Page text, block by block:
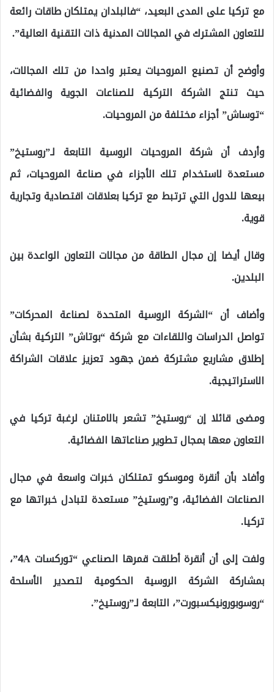
مع تركيا على المدى البعيد، “فالبلدان يمتلكان طاقات رائعة
للتعاون المشترك في المجالات المدنية ذات التقنية العالية”.
وأوضح أن تصنيع المروحيات يعتبر واحدا من تلك المجالات،
حيث تنتج الشركة التركية للصناعات الجوية والفضائية
“توساش” أجزاء مختلفة من المروحيات.
وأردف أن شركة المروحيات الروسية التابعة لـ”روستيخ”
مستعدة لاستخدام تلك الأجزاء في صناعة المروحيات، ثم
بيعها للدول التي ترتبط مع تركيا بعلاقات اقتصادية وتجارية
قوية.
وقال أيضا إن مجال الطاقة من مجالات التعاون الواعدة بين
البلدين.
وأضاف أن “الشركة الروسية المتحدة لصناعة المحركات”
تواصل الدراسات واللقاءات مع شركة “بوتاش” التركية بشأن
إطلاق مشاريع مشتركة ضمن جهود تعزيز علاقات الشراكة
الاستراتيجية.
ومضى قائلا إن “روستيخ” تشعر بالامتنان لرغبة تركيا في
التعاون معها بمجال تطوير صناعاتها الفضائية.
وأفاد بأن أنقرة وموسكو تمتلكان خبرات واسعة في مجال
الصناعات الفضائية، و”روستيخ” مستعدة لتبادل خبراتها مع
تركيا.
ولفت إلى أن أنقرة أطلقت قمرها الصناعي “توركسات 4A”،
بمشاركة الشركة الروسية الحكومية لتصدير الأسلحة
“روسوبورونيكسبورت”، التابعة لـ”روستيخ”.